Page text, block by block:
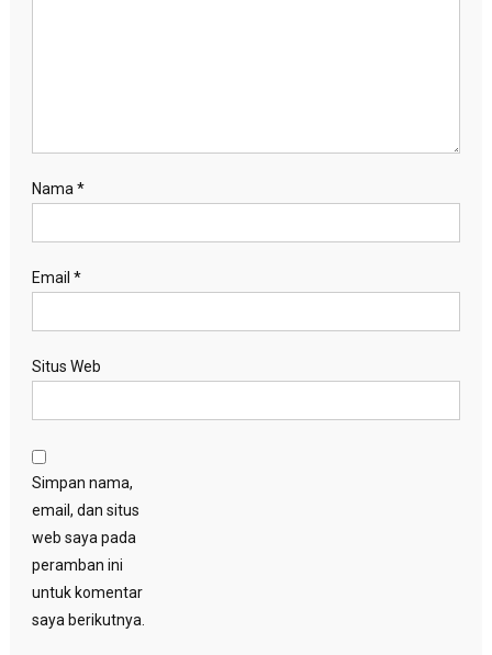
Nama*
Email *
Situs Web
Simpan nama,
email, dan situs
web saya pada
peramban ini
untuk komentar
saya berikutnya.